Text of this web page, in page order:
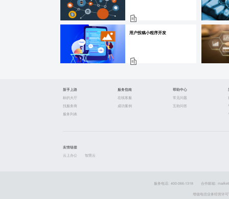
用户投稿小程序开发
新手上路
标的大厅
找服务商
服务列表
服务指南
在线客服
成功案例
帮助中心
常见问题
互助问答
友情链接
云上办公
智慧云
服务电话: 400-066-1318 合作邮箱:
增值电信业务经营许